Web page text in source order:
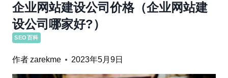
企业网站建设公司价格（企业网站建
设公司哪家好?）
SEO百科
作者zarekme 2023年5月9日